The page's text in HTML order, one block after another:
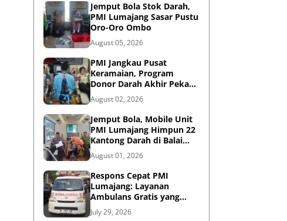
Jemput Bola Stok Darah,
PMI Lumajang Sasar Pustu
Oro-Oro Ombo
August 05, 2026
PMI Jangkau Pusat
Keramaian, Program
Donor Darah Akhir Pekan
di GM Plaza Lumajang
Disambut Antusias
August 02, 2026
Jemput Bola, Mobile Unit
PMI Lumajang Himpun 22
Kantong Darah di Balai
Desa Jatirejo Kunir
August 01, 2026
Respons Cepat PMI
Lumajang: Layanan
Ambulans Gratis yang
Wajib Diketahui Warga
July 29, 2026